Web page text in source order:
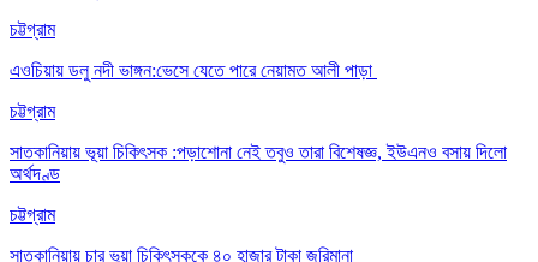
চট্টগ্রাম
এওচিয়ায় ডলু নদী ভাঙ্গন:ভেসে যেতে পারে নেয়ামত আলী পাড়া
চট্টগ্রাম
সাতকানিয়ায় ভূয়া চিকিৎসক :পড়াশোনা নেই তবুও তারা বিশেষজ্ঞ, ইউএনও বসায় দিলো
অর্থদণ্ড
চট্টগ্রাম
সাতকানিয়ায় চার ভুয়া চিকিৎসককে ৪০ হাজার টাকা জরিমানা